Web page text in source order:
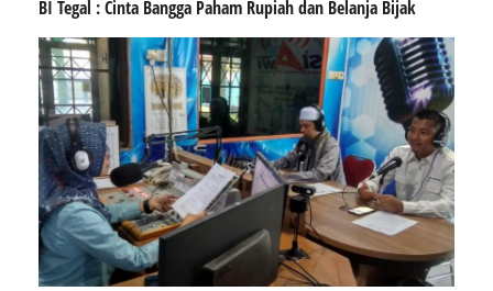
BI Tegal : Cinta Bangga Paham Rupiah dan Belanja Bijak